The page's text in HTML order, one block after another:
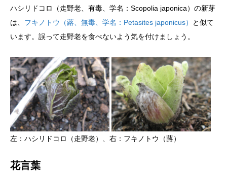
ハシリドコロ（走野老、有毒、学名：Scopolia japonica）の新芽
は、 フキノトウ（蕗、無毒、学名：Petasites japonicus）
と似て
います。誤って走野老を食べないよう気を付けましょう。
左：ハシリドコロ（走野老）、右：フキノトウ（蕗）
花言葉